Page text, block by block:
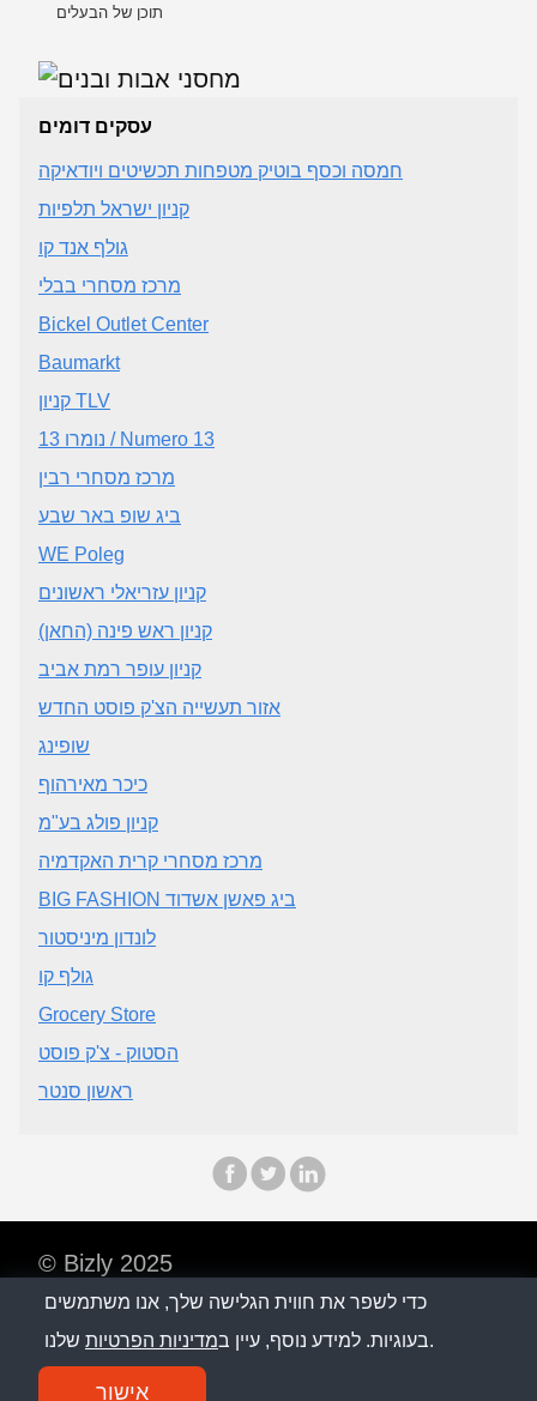
תוכן של הבעלים
עסקים דומים
חמסה וכסף בוטיק מטפחות תכשיטים ויודאיקה
קניון ישראל תלפיות
גולף אנד קו
מרכז מסחרי בבלי
Bickel Outlet Center
Baumarkt
קניון TLV
נומרו 13 / Numero 13
מרכז מסחרי רבין
ביג שופ באר שבע
WE Poleg
קניון עזריאלי ראשונים
קניון ראש פינה (החאן)
קניון עופר רמת אביב
אזור תעשייה הצ'ק פוסט החדש
שופינג
כיכר מאירהוף
קניון פולג בע"מ
מרכז מסחרי קרית האקדמיה
BIG FASHION ביג פאשן אשדוד
לונדון מיניסטור
גולף קו
Grocery Store
הסטוק - צ'ק פוסט
ראשון סנטר
© Bizly 2025
מדיניות פרטיות
צור קשר
כדי לשפר את חווית הגלישה שלך, אנו משתמשים
בעוגיות. למידע נוסף, עיין במדיניות הפרטיות שלנו.
אישור